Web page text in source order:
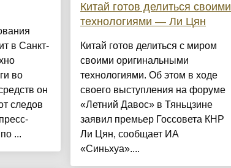
в Санкт-
во
он
следов
...
Китай готов делиться своими
технологиями — Ли Цян
Китай готов делиться с миром
своими оригинальными
технологиями. Об этом в ходе
своего выступления на форуме
«Летний Давос» в Тяньцзине
заявил премьер Госсовета КНР
Ли Цян, сообщает ИА
«Синьхуа»....